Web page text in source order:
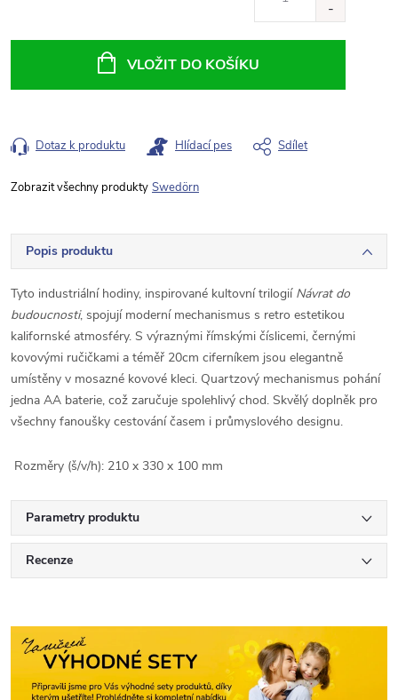
VLOŽIT DO KOŠÍKU
Dotaz k produktu Hlídací pes Sdílet
Swedörn
Popis produktu
Tyto industriální hodiny, inspirované kultovní trilogií Návrat do
budoucnosti, spojují moderní mechanismus s retro estetikou
kalifornské atmosféry. S výraznými římskými číslicemi, černými
kovovými ručičkami a téměř 20cm ciferníkem jsou elegantně
umístěny v mosazné kovové kleci. Quartzový mechanismus pohání
jedna AA baterie, což zaručuje spolehlivý chod. Skvělý doplněk pro
všechny fanoušky cestování časem i průmyslového designu.
Rozměry (š/v/h): 210 x 330 x 100 mm
Parametry produktu
Recenze